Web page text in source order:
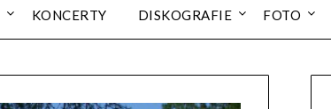
KONCERTY DISKOGRAFIE FOTO